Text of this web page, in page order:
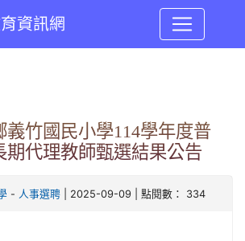
資訊網
義竹國民小學114學年度普
期代理教師甄選結果公告
- 人事選聘| 2025-09-09 | 點閱數： 334